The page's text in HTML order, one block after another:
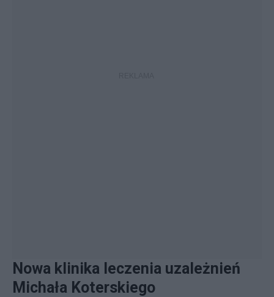
Nowa klinika leczenia uzależnień
Michała Koterskiego